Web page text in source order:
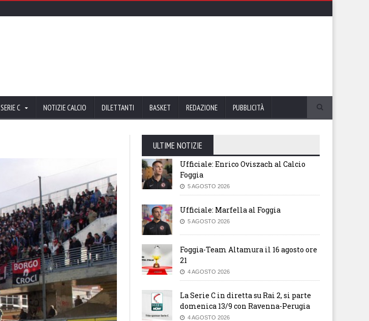
SERIE C NOTIZIE CALCIO DILETTANTI BASKET REDAZIONE PUBBLICITÀ
ULTIME NOTIZIE
Ufficiale: Enrico Oviszach al Calcio
Foggia
5 AGOSTO 2026
Ufficiale: Marfella al Foggia
5 AGOSTO 2026
Foggia-Team Altamura il 16 agosto ore
21
4 AGOSTO 2026
La Serie C in diretta su Rai 2, si parte
domenica 13/9 con Ravenna-Perugia
4 AGOSTO 2026